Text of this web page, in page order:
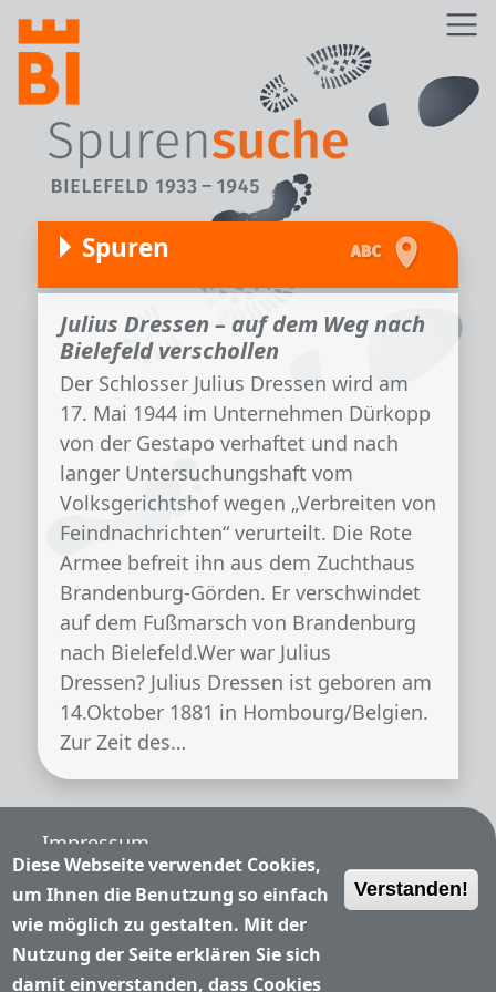
Direkt zum Inhalt
Spuren
Julius Dressen – auf dem Weg nach
Bielefeld verschollen
Der Schlosser Julius Dressen wird am
17. Mai 1944 im Unternehmen Dürkopp
von der Gestapo verhaftet und nach
langer Untersuchungshaft vom
Volksgerichtshof wegen „Verbreiten von
Feindnachrichten“ verurteilt. Die Rote
Armee befreit ihn aus dem Zuchthaus
Brandenburg-Görden. Er verschwindet
auf dem Fußmarsch von Brandenburg
nach Bielefeld.Wer war Julius
Dressen? Julius Dressen ist geboren am
14.Oktober 1881 in Hombourg/Belgien.
Zur Zeit des…
Fußzeile
Impressum
Nutzungsbedingungen
Datenschutzerklärung
Diese Webseite verwendet Cookies,
um Ihnen die Benutzung so einfach
wie möglich zu gestalten. Mit der
Nutzung der Seite erklären Sie sich
damit einverstanden, dass Cookies
Verstanden!